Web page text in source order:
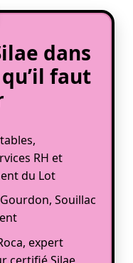
dans
faut
RH et
du Lot
Souillac
expert